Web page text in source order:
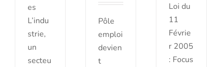
es
L’indu
strie,
un
secteu
Loi du
11
Févrie
r 2005
: Focus
Pôle
emploi
devien
t